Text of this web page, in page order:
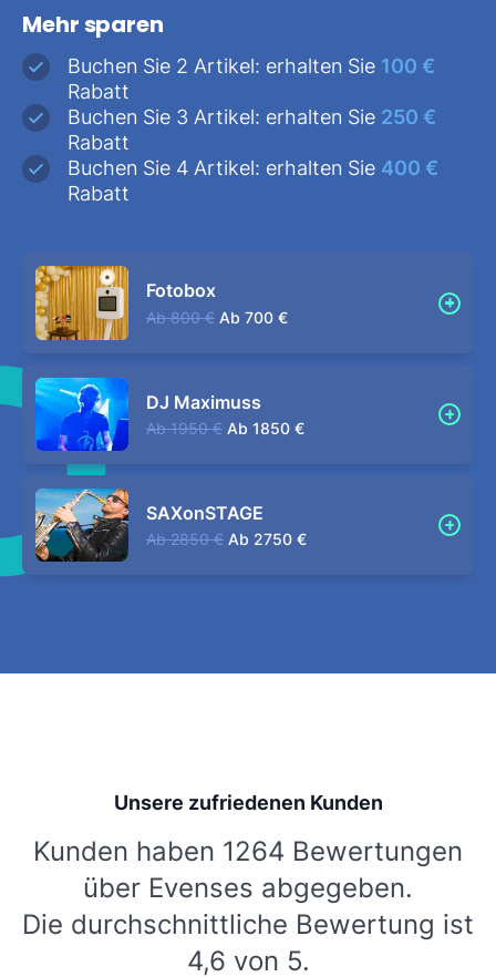
Mehr sparen
Buchen Sie 2 Artikel: erhalten Sie 100 €
Rabatt
Buchen Sie 3 Artikel: erhalten Sie 250 €
Rabatt
Buchen Sie 4 Artikel: erhalten Sie 400 €
Rabatt
Fotobox
Ab 800 € Ab 700 €
DJ Maximuss
Ab 1950 € Ab 1850 €
SAXonSTAGE
Ab 2850 € Ab 2750 €
Unsere zufriedenen Kunden
Kunden haben 1264 Bewertungen
über Evenses abgegeben.
Die durchschnittliche Bewertung ist
4,6 von 5.